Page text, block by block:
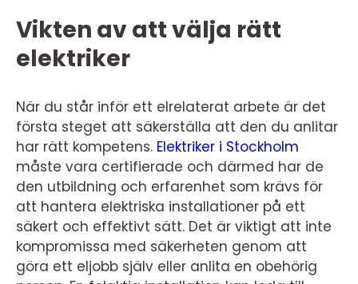
Vikten av att välja rätt
elektriker
När du står inför ett elrelaterat arbete är det
första steget att säkerställa att den du anlitar
har rätt kompetens. Elektriker i Stockholm
måste vara certifierade och därmed har de
den utbildning och erfarenhet som krävs för
att hantera elektriska installationer på ett
säkert och effektivt sätt. Det är viktigt att inte
kompromissa med säkerheten genom att
göra ett eljobb själv eller anlita en obehörig